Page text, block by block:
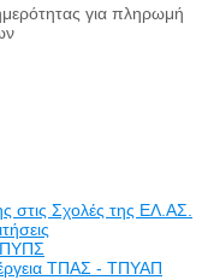
για πληρωμή
στις Σχολές της ΕΛ.ΑΣ.
ΤΠΑΣ - ΤΠΥΑΠ